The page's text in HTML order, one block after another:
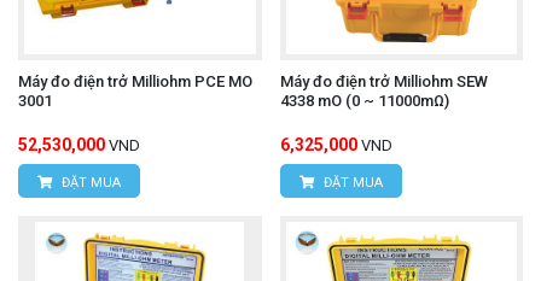
Máy đo điện trở Milliohm PCE MO
3001
52,530,000 VND
ĐẶT MUA
Máy đo điện trở Milliohm SEW
4338 mO (0 ~ 11000mΩ)
6,325,000 VND
ĐẶT MUA